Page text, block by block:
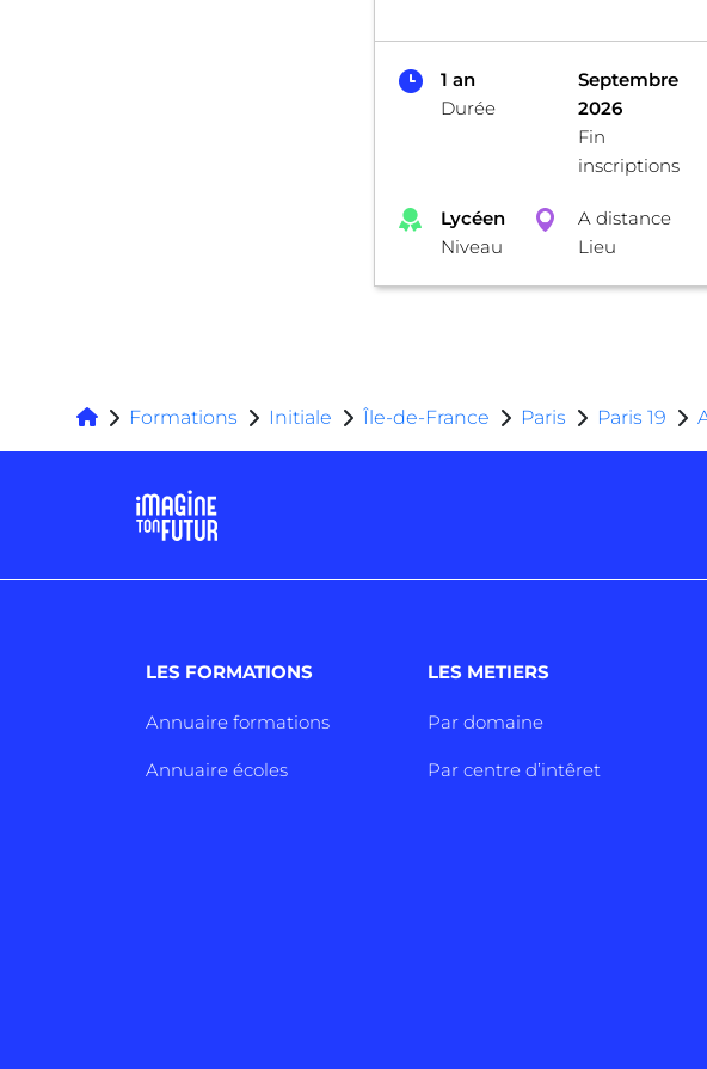
1 an
Durée
Septembre
2026
Fin
inscriptions
Lycéen
Niveau
A distance
Lieu
Formations Initiale Île-de-France Paris Paris 19
LES FORMATIONS
Annuaire formations
Annuaire écoles
LES METIERS
Par domaine
Par centre d’intêret